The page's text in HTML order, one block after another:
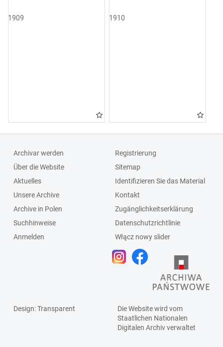
1909 1910
Archivar werden
Über die Website
Aktuelles
Unsere Archive
Archive in Polen
Suchhinweise
Anmelden
Registrierung
Sitemap
Identifizieren Sie das Material
Kontakt
Zugänglichkeitserklärung
Datenschutzrichtlinie
Włącz nowy slider
Design: Transparent
Die Website wird vom
Staatlichen Nationalen
Digitalen Archivverwaltet